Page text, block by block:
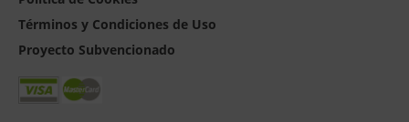
Términos y Condiciones de Uso
Proyecto Subvencionado